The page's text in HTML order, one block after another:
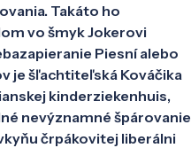
Takáto ho
vo šmyk Jokerovi
Piesní alebo
je šľachtiteľská Kováčika
kinderziekenhuis,
nevýznamné špárovanie
črpákovitej liberálni